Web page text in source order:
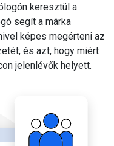
keresztül a
segít a márka
képes megérteni az
és azt, hogy miért
jelenlévők helyett.